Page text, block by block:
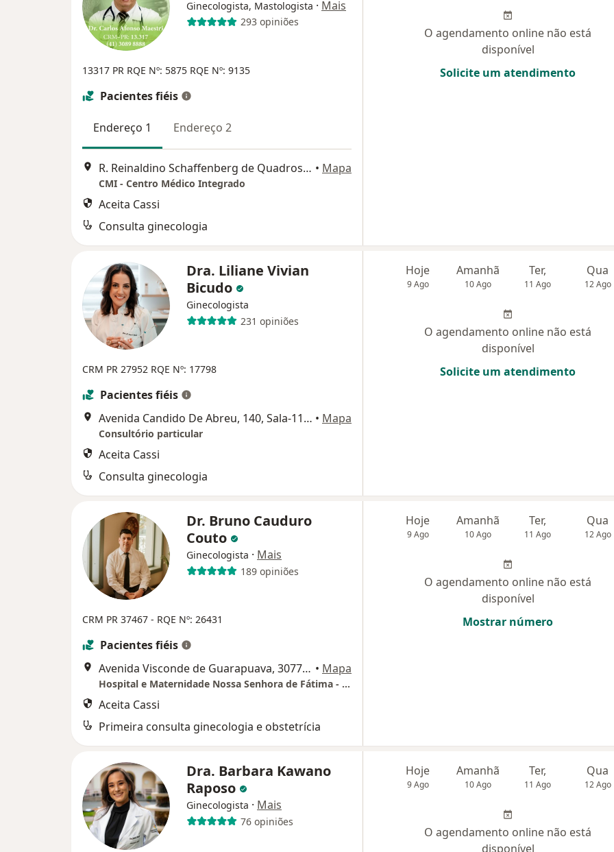
Ginecologista, Mastologista · Mais
293 opiniões
13317 PR RQE Nº: 5875 RQE Nº: 9135
Pacientes fiéis
Endereço 1 Endereço 2
R. Reinaldino Schaffenberg de Quadros, 118 - Alto da XV, Curitiba • Mapa
CMI - Centro Médico Integrado
Aceita Cassi
Consulta ginecologia
O agendamento online não está
disponível
Solicite um atendimento
Dra. Liliane Vivian
Bicudo
Ginecologista
231 opiniões
CRM PR 27952 RQE Nº: 17798
Pacientes fiéis
Avenida Candido De Abreu, 140, Sala-1107, Curitiba • Mapa
Consultório particular
Aceita Cassi
Consulta ginecologia
Hoje
9 Ago
Amanhã
10 Ago
Ter,
11 Ago
Qua
12 Ago
O agendamento online não está
disponível
Solicite um atendimento
Dr. Bruno Cauduro
Couto
Ginecologista · Mais
189 opiniões
CRM PR 37467 - RQE Nº: 26431
Pacientes fiéis
Avenida Visconde de Guarapuava, 3077, Curitiba • Mapa
Hospital e Maternidade Nossa Senhora de Fátima - Unimed
Aceita Cassi
Primeira consulta ginecologia e obstetrícia
Hoje
9 Ago
Amanhã
10 Ago
Ter,
11 Ago
Qua
12 Ago
O agendamento online não está
disponível
Mostrar número
Dra. Barbara Kawano
Raposo
Ginecologista · Mais
76 opiniões
Hoje
9 Ago
Amanhã
10 Ago
Ter,
11 Ago
Qua
12 Ago
O agendamento online não está
disponível